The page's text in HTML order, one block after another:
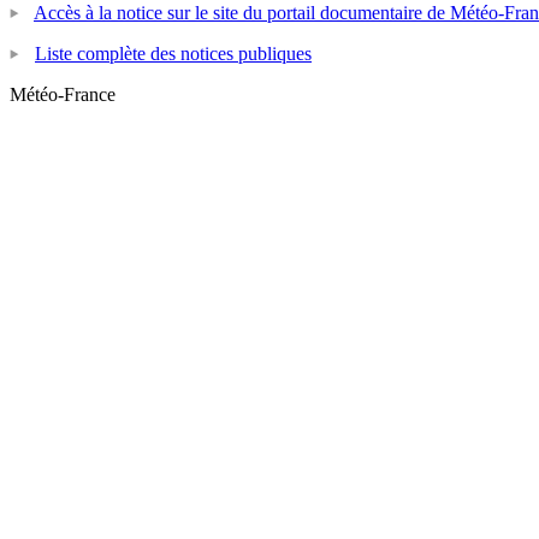
Accès à la notice sur le site du portail documentaire de Météo-
Liste complète des notices publiques
Météo-France